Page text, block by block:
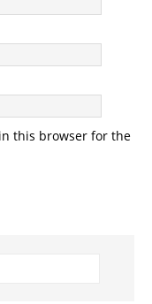
this browser for the